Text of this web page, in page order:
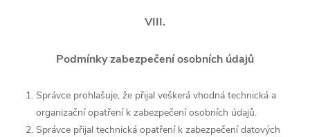
VIII.
Podmínky zabezpečení osobních údajů
Správce prohlašuje, že přijal veškerá vhodná technická a
organizační opatření k zabezpečení osobních údajů.
Správce přijal technická opatření k zabezpečení datových